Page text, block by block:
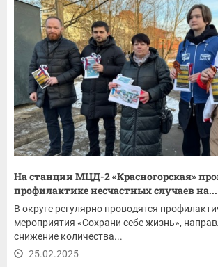
На станции МЦД-2 «Красногорская»
профилактике несчастных случаев на...
В округе регулярно проводятся
мероприятия «Сохрани себе жизнь»,
снижение количества...
25.02.2025